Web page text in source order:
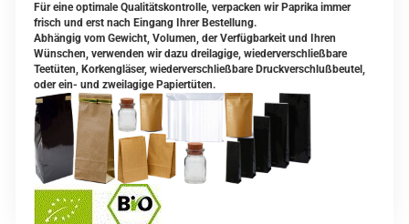
Für eine optimale Qualitätskontrolle, verpacken wir Paprika immer
frisch und erst nach Eingang Ihrer Bestellung.
Abhängig vom Gewicht, Volumen, der Verfügbarkeit und Ihren
Wünschen, verwenden wir dazu dreilagige, wiederverschließbare
Teetüten, Korkengläser, wiederverschließbare Druckverschlußbeutel,
oder ein- und zweilagige Papiertüten.